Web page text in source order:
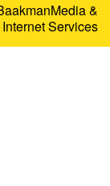
&
Services